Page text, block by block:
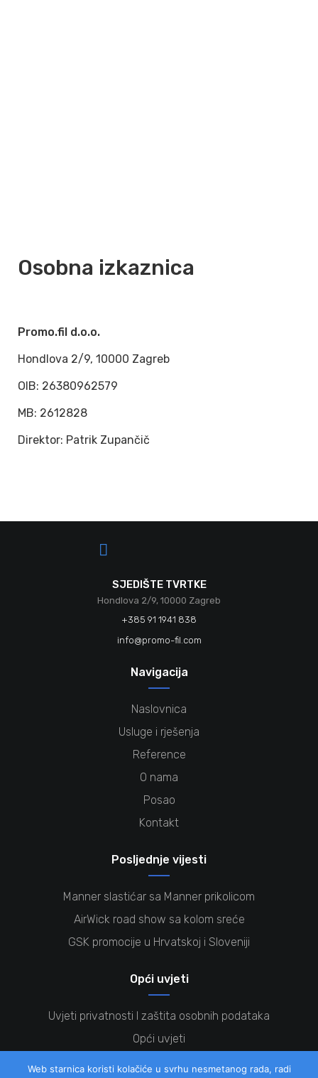
Osobna izkaznica
Promo.fil d.o.o.
Hondlova 2/9, 10000 Zagreb
OIB: 26380962579
MB: 2612828
Direktor: Patrik Zupančič
SJEDIŠTE TVRTKE
Hondlova 2/9, 10000 Zagreb
+385 91 1941 838
info@promo-fil.com
Navigacija
Naslovnica
Usluge i rješenja
Reference
O nama
Posao
Kontakt
Posljednje vijesti
Manner slastićar sa Manner prikolicom
AirWick road show sa kolom sreće
GSK promocije u Hrvatskoj i Sloveniji
Opći uvjeti
Uvjeti privatnosti I zaštita osobnih podataka
Opći uvjeti
Kolačići
Web starnica koristi kolačiće u svrhu nesmetanog rada, radi